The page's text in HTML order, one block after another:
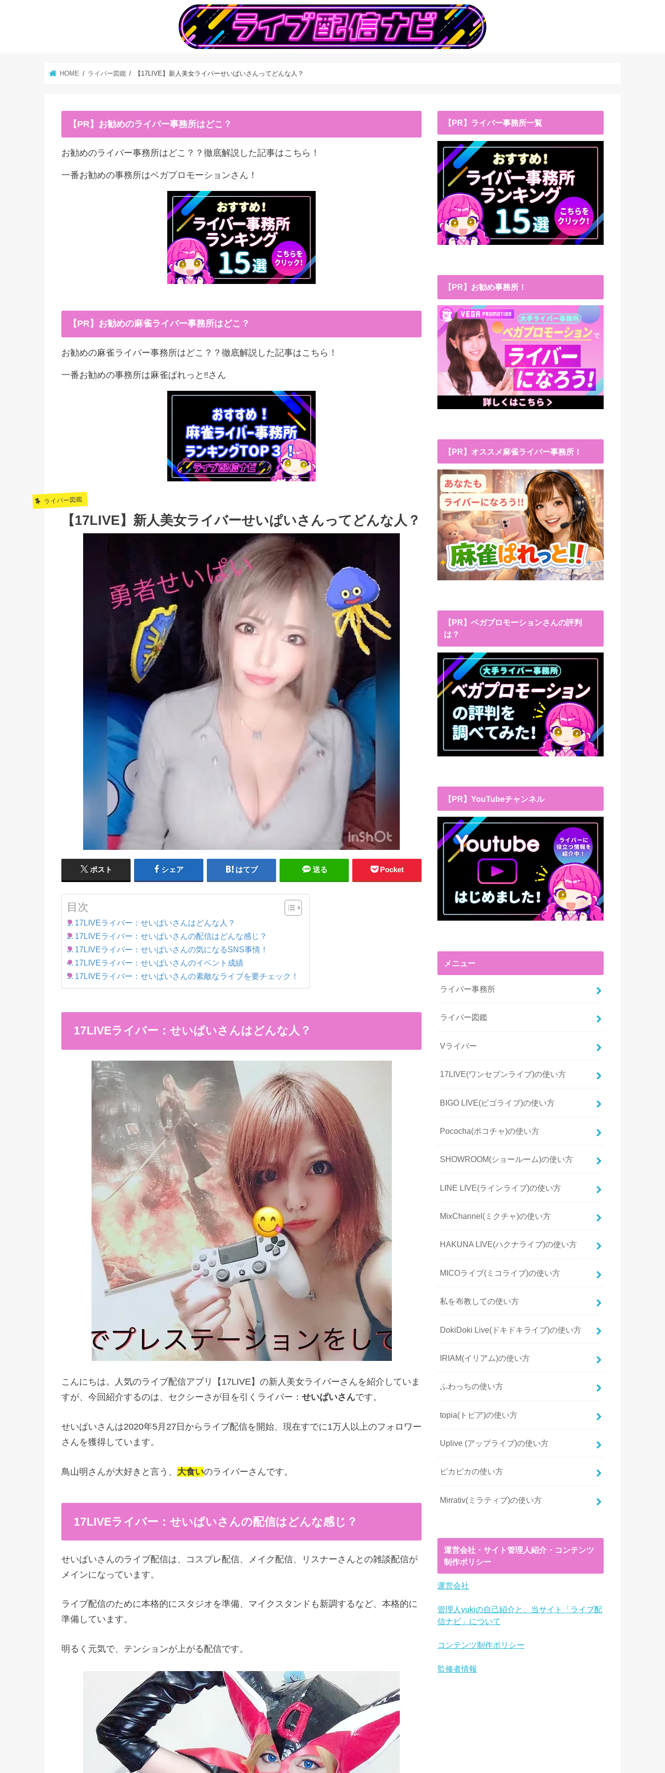
HOME ライバー図鑑 【17LIVE】新人美女ライバーせいぱいさんってどんな人？
【PR】お勧めのライバー事務所はどこ？
お勧めのライバー事務所はどこ？？徹底解説した記事はこちら！
一番お勧めの事務所はベガプロモーションさん！
【PR】お勧めの麻雀ライバー事務所はどこ？
お勧めの麻雀ライバー事務所はどこ？？徹底解説した記事はこちら！
一番お勧めの事務所は麻雀ぱれっと‼︎さん
ライバー図鑑
【17LIVE】新人美女ライバーせいぱいさんってどんな人？
ポスト シェア はてブ 送る Pocket
目次
17LIVEライバー：せいぱいさんはどんな人？
17LIVEライバー：せいぱいさんの配信はどんな感じ？
17LIVEライバー：せいぱいさんの気になるSNS事情！
17LIVEライバー：せいぱいさんのイベント成績
17LIVEライバー：せいぱいさんの素敵なライブを要チェック！
17LIVEライバー：せいぱいさんはどんな人？
こんにちは。人気のライブ配信アプリ【17LIVE】の新人美女ライバーさんを紹介していま
すが、今回紹介するのは、セクシーさが目を引くライバー： せいぱいさんです。
せいぱいさんは2020年5月27日からライブ配信を開始、現在すでに1万人以上のフォロワー
さんを獲得しています。
鳥山明さんが大好きと言う、 大食いのライバーさんです。
17LIVEライバー：せいぱいさんの配信はどんな感じ？
せいぱいさんのライブ配信は、コスプレ配信、メイク配信、リスナーさんとの雑談配信が
メインになっています。
ライブ配信のために本格的にスタジオを準備、マイクスタンドも新調するなど、本格的に
準備しています。
明るく元気で、テンションが上がる配信です。
【PR】ライバー事務所一覧
【PR】お勧め事務所！
【PR】オススメ麻雀ライバー事務所！
【PR】ベガプロモーションさんの評判
は？
【PR】YouTubeチャンネル
メニュー
ライバー事務所
ライバー図鑑
Vライバー
17LIVE(ワンセブンライブ)の使い方
BIGO LIVE(ビゴライブ)の使い方
Pococha(ポコチャ)の使い方
SHOWROOM(ショールーム)の使い方
LINE LIVE(ラインライブ)の使い方
MixChannel(ミクチャ)の使い方
HAKUNA LIVE(ハクナライブ)の使い方
MICOライブ(ミコライブ)の使い方
私を布教しての使い方
DokiDoki Live(ドキドキライブ)の使い方
IRIAM(イリアム)の使い方
ふわっちの使い方
topia(トピア)の使い方
Uplive (アップライブ)の使い方
ピカピカの使い方
Mirrativ(ミラティブ)の使い方
運営会社・サイト管理人紹介・コンテンツ
制作ポリシー
運営会社
管理人yukiの自己紹介と、当サイト「ライブ配
信ナビ」について
コンテンツ制作ポリシー
監修者情報